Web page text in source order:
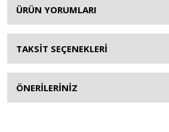
ÜRÜN YORUMLARI
TAKSİT SEÇENEKLERİ
ÖNERİLERİNİZ